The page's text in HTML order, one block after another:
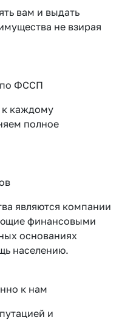
вам и выдать
не взирая
по ФССП
каждому
полное
являются компании
финансовыми
основаниях
населению.
к нам
и